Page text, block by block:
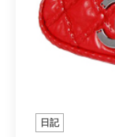
日記